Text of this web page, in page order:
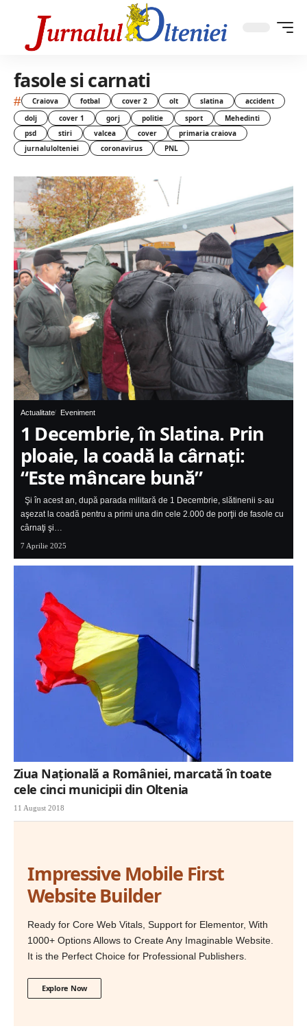
fasole si carnati
# Craiova fotbal cover 2 olt slatina
accident
dolj
cover 1 gorj politie sport
Mehedinti
psd
stiri valcea cover
primaria craiova
jurnalulolteniei
coronavirus PNL
Actualitate Eveniment
1 Decembrie, în Slatina. Prin
ploaie, la coadă la cârnați:
“Este mâncare bună”
Şi în acest an, după parada militară de 1 Decembrie, slătinenii s-au
aşezat la coadă pentru a primi una din cele 2.000 de porţii de fasole cu
cârnaţi şi…
7 Aprilie 2025
Ziua Națională a României, marcată în toate
cele cinci municipii din Oltenia
11 August 2018
Impressive Mobile First
Website Builder
Ready for Core Web Vitals, Support for Elementor, With
1000+ Options Allows to Create Any Imaginable Website.
It is the Perfect Choice for Professional Publishers.
Explore Now